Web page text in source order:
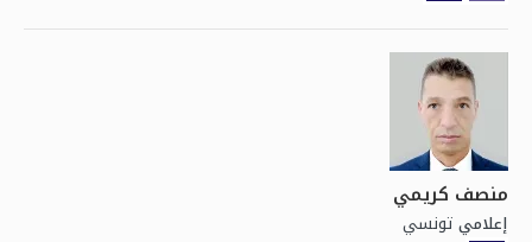
منصف كريمي
إعلامي تونسي